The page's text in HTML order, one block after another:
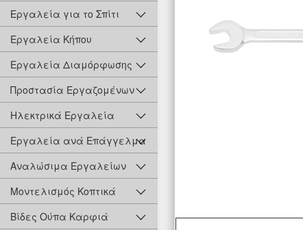
Εργαλεία για το Σπίτι
Εργαλεία Κήπου
Εργαλεία Διαμόρφωσης
Προστασία Εργαζομένων
Ηλεκτρικά Εργαλεία
Εργαλεία ανά Επάγγελμα
Αναλώσιμα Εργαλείων
Μοντελισμός Κοπτικά
Βίδες Ούπα Καρφιά